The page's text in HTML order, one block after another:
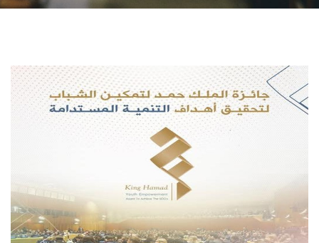
الطلاب
الخريجين